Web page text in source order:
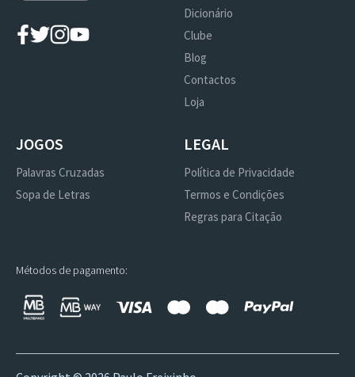
Dicionário
Clube
Blog
Contactos
Loja
JOGOS
Palavras Cruzadas
Sopa de Letras
LEGAL
Política de Privacidade
Termos e Condições
Regras para Citação
Métodos de pagamento: